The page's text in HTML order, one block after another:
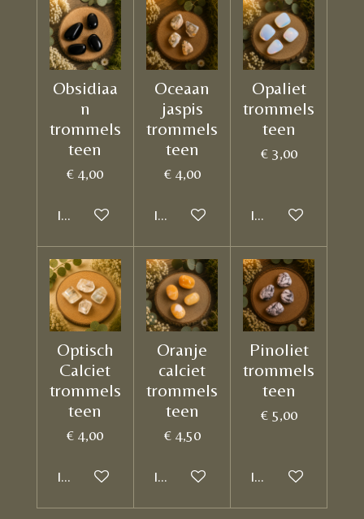
Obsidiaa
n
trommels
teen
€ 4,00
In winkelwagen
Oceaan
jaspis
trommels
teen
€ 4,00
In winkelwagen
Opaliet
trommels
teen
€ 3,00
In winkelwagen
Optisch
Calciet
trommels
teen
€ 4,00
In winkelwagen
Oranje
calciet
trommels
teen
€ 4,50
In winkelwagen
Pinoliet
trommels
teen
€ 5,00
In winkelwagen